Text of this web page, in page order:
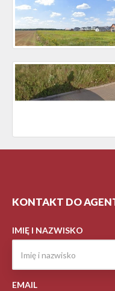
KONTAKT DO
IMIĘ I NAZWISKO
EMAIL